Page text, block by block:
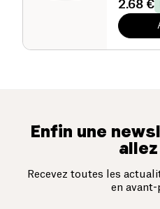
2.68 €
Enfin une
Recevez toutes les
en avant-